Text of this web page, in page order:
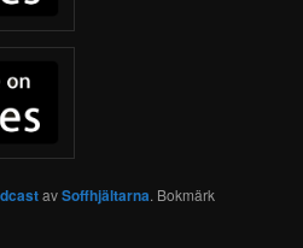
avSoffhjältarna. Bokmärk